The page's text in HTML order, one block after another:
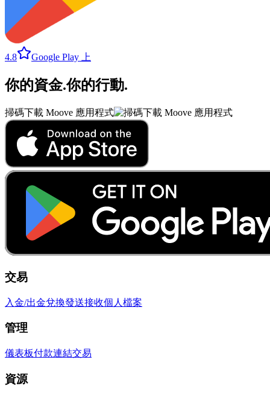
4.8 Google Play 上
你的資金.你的行動.
掃碼下載 Moove 應用程式
交易
入金/出金兌換發送接收個人檔案
管理
儀表板付款連結交易
資源